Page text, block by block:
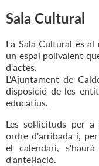
Sala Cultural
La Sala Cultural és
un espai polivalent
d'actes.
L'Ajuntament de
disposició de les
educatius.
Les sol·licituds per
ordre d'arribada i,
el calendari,
d'antel·lació.